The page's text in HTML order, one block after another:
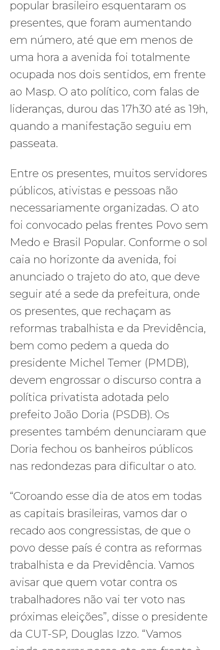
popular brasileiro esquentaram os
presentes, que foram aumentando
em número, até que em menos de
uma hora a avenida foi totalmente
ocupada nos dois sentidos, em frente
ao Masp. O ato político, com falas de
lideranças, durou das 17h30 até as 19h,
quando a manifestação seguiu em
passeata.
Entre os presentes, muitos servidores
públicos, ativistas e pessoas não
necessariamente organizadas. O ato
foi convocado pelas frentes Povo sem
Medo e Brasil Popular. Conforme o sol
caia no horizonte da avenida, foi
anunciado o trajeto do ato, que deve
seguir até a sede da prefeitura, onde
os presentes, que rechaçam as
reformas trabalhista e da Previdência,
bem como pedem a queda do
presidente Michel Temer (PMDB),
devem engrossar o discurso contra a
política privatista adotada pelo
prefeito João Doria (PSDB). Os
presentes também denunciaram que
Doria fechou os banheiros públicos
nas redondezas para dificultar o ato.
“Coroando esse dia de atos em todas
as capitais brasileiras, vamos dar o
recado aos congressistas, de que o
povo desse país é contra as reformas
trabalhista e da Previdência. Vamos
avisar que quem votar contra os
trabalhadores não vai ter voto nas
próximas eleições”, disse o presidente
da CUT-SP, Douglas Izzo. “Vamos